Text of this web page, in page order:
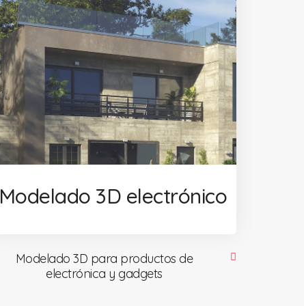
Modelado 3D electrónico
Modelado 3D para productos de
electrónica y gadgets